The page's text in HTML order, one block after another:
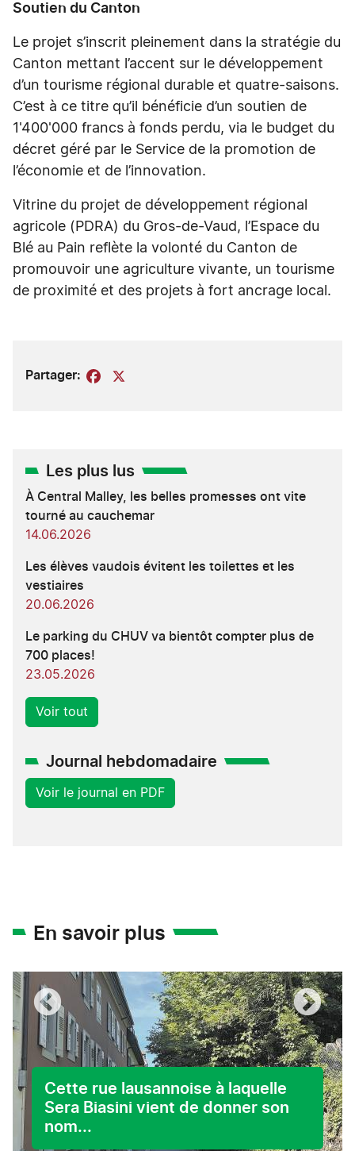
Soutien du Canton
Le projet s’inscrit pleinement dans la stratégie du
Canton mettant l’accent sur le développement
d’un tourisme régional durable et quatre-saisons.
C’est à ce titre qu’il bénéficie d’un soutien de
1'400'000 francs à fonds perdu, via le budget du
décret géré par le Service de la promotion de
l’économie et de l’innovation.
Vitrine du projet de développement régional
agricole (PDRA) du Gros-de-Vaud, l’Espace du
Blé au Pain reflète la volonté du Canton de
promouvoir une agriculture vivante, un tourisme
de proximité et des projets à fort ancrage local.
Partager: Facebook
Les plus lus
À Central Malley, les belles promesses ont vite
tourné au cauchemar
14.06.2026
Les élèves vaudois évitent les toilettes et les
vestiaires
20.06.2026
Le parking du CHUV va bientôt compter plus de
700 places!
23.05.2026
Voir tout
Journal hebdomadaire
Voir le journal en PDF
En savoir plus
Cette rue lausannoise à laquelle
Sera Biasini vient de donner son
nom...